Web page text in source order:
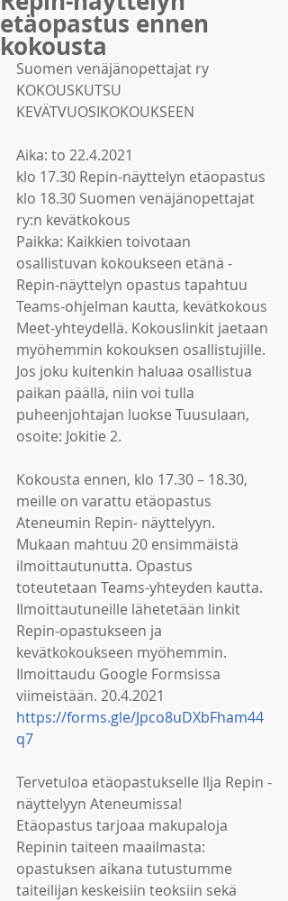
etäopastus ennen
kokousta
Suomen venäjänopettajat ry
KOKOUSKUTSU
KEVÄTVUOSIKOKOUKSEEN
Aika: to 22.4.2021
klo 17.30 Repin-näyttelyn etäopastus
klo 18.30 Suomen venäjänopettajat
ry:n kevätkokous
Paikka: Kaikkien toivotaan
osallistuvan kokoukseen etänä -
Repin-näyttelyn opastus tapahtuu
Teams-ohjelman kautta, kevätkokous
Meet-yhteydellä. Kokouslinkit jaetaan
myöhemmin kokouksen osallistujille.
Jos joku kuitenkin haluaa osallistua
paikan päällä, niin voi tulla
puheenjohtajan luokse Tuusulaan,
osoite: Jokitie 2.
Kokousta ennen, klo 17.30 – 18.30,
meille on varattu etäopastus
Ateneumin Repin- näyttelyyn.
Mukaan mahtuu 20 ensimmäistä
ilmoittautunutta. Opastus
toteutetaan Teams-yhteyden kautta.
Ilmoittautuneille lähetetään linkit
Repin-opastukseen ja
kevätkokoukseen myöhemmin.
Ilmoittaudu Google Formsissa
viimeistään. 20.4.2021
https://forms.gle/Jpco8uDXbFham44
q7
Tervetuloa etäopastukselle Ilja Repin -
näyttelyyn Ateneumissa!
Etäopastus tarjoaa makupaloja
Repinin taiteen maailmasta:
opastuksen aikana tutustumme
taiteilijan keskeisiin teoksiin sekä